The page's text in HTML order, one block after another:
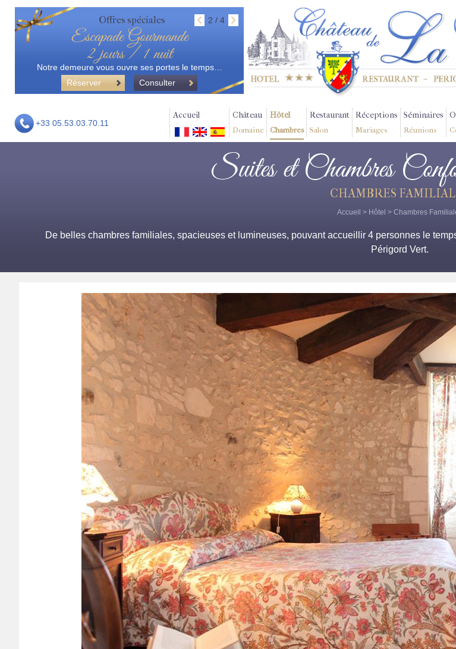
Offres spéciales 2 / 4
Escapade Gourmande
2 jours / 1 nuit
Notre demeure vous ouvre ses portes le temps…
Réserver
Consulter
+33 05.53.03.70.11
Accueil Château
Domaine
Hôtel
Chambres
Restaurant
Salon
Réceptions
Mariages
Séminaires
Réunions
Suites et Chambres
CHAMBRES
Accueil > Hôtel > Chambres
De belles chambres familiales, spacieuses et lumineuses, pouvant accueillir 4 personnes le
Périgord Vert.